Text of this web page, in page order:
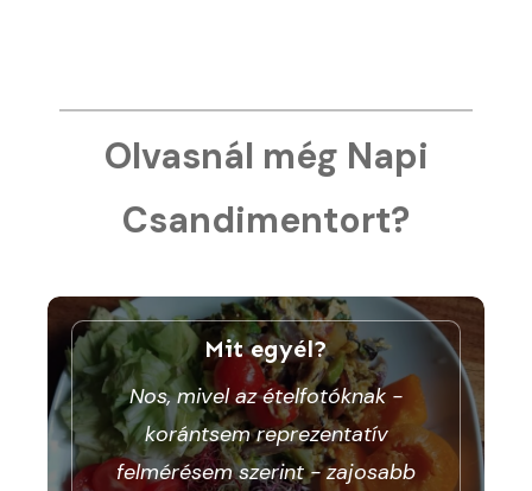
Olvasnál még Napi
Csandimentort?
Mit egyél?
Nos, mivel az ételfotóknak -
korántsem reprezentatív
felmérésem szerint - zajosabb